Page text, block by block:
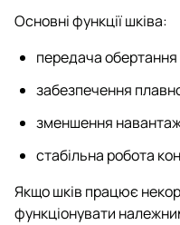
Основні функції шківа:
передача обертання
забезпечення
зменшення
стабільна робота
Якщо шків працює
функціонувати